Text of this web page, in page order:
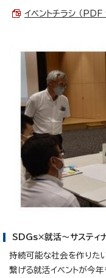
イベントチラシ （
SDGs×就活～サスティ
持続可能な社会を作りた
繋げる就活イベントが今年